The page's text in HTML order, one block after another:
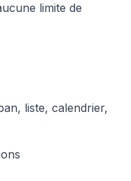
limite de
liste, calendrier,